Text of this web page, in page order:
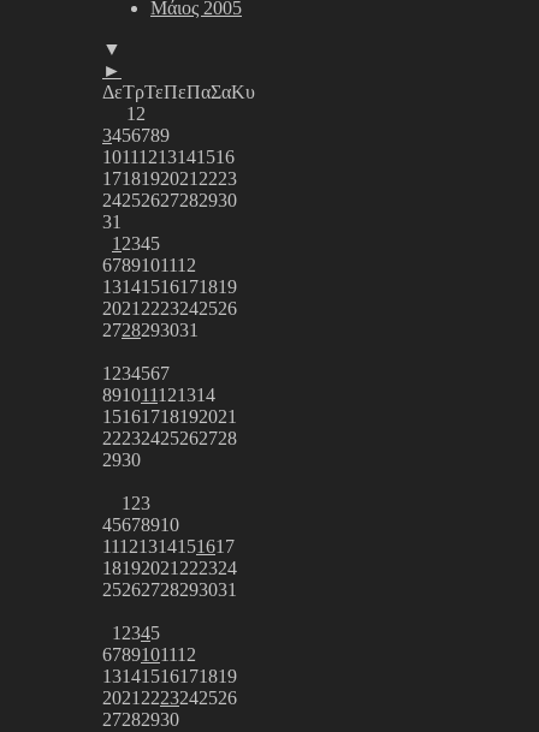
Μάιος 2005
▼
►
ΔεΤρΤεΠεΠαΣαΚυ
1 2
3456789
10111213141516
1718192021 2223
24252627282930
31
1 2345
6789101112
13141516171819
2021 2223242526
2728293031
1 234567
891011121314
15161718192021
22232425262728
2930
1 23
45678910
11121314151617
18192021 222324
25262728293031
1 2345
6789101112
13141516171819
2021 2223242526
27282930